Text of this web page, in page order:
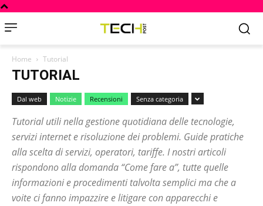
Home Tutorial
TUTORIAL
Dal web Notizie Recensioni Senza categoria
Tutorial utili nella gestione quotidiana delle tecnologie,
servizi internet e risoluzione dei problemi. Guide pratiche
alla scelta di servizi, operatori, tariffe. I nostri articoli
rispondono alla domanda “Come fare a”, tutte quelle
informazioni e procedimenti talvolta semplici ma che a
voite ci fanno impazzire e litigare con apparecchi e